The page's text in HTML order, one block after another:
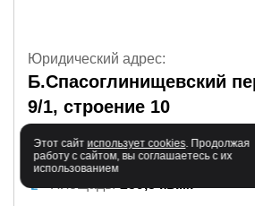
Юридический адрес:
Б.Спасоглинищевский
9/1, строение 10
Метро: Китай-Город
Этот сайт использует cookies. Продолжая
работу с сайтом, вы соглашаетесь с их
использованием